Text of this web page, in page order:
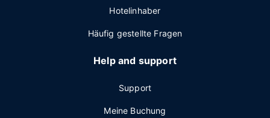
Hotelinhaber
Häufig gestellte Fragen
Help and support
Support
Meine Buchung